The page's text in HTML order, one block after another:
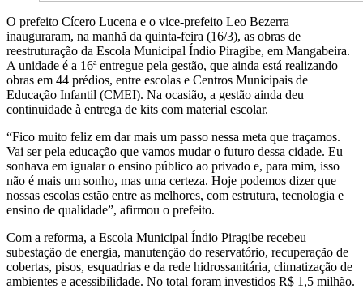
O prefeito Cícero Lucena e o vice-prefeito Leo Bezerra
inauguraram, na manhã da quinta-feira (16/3), as obras de
reestruturação da Escola Municipal Índio Piragibe, em Mangabeira.
A unidade é a 16ª entregue pela gestão, que ainda está realizando
obras em 44 prédios, entre escolas e Centros Municipais de
Educação Infantil (CMEI). Na ocasião, a gestão ainda deu
continuidade à entrega de kits com material escolar.
“Fico muito feliz em dar mais um passo nessa meta que traçamos.
Vai ser pela educação que vamos mudar o futuro dessa cidade. Eu
sonhava em igualar o ensino público ao privado e, para mim, isso
não é mais um sonho, mas uma certeza. Hoje podemos dizer que
nossas escolas estão entre as melhores, com estrutura, tecnologia e
ensino de qualidade”, afirmou o prefeito.
Com a reforma, a Escola Municipal Índio Piragibe recebeu
subestação de energia, manutenção do reservatório, recuperação de
cobertas, pisos, esquadrias e da rede hidrossanitária, climatização de
ambientes e acessibilidade. No total foram investidos R$ 1,5 milhão.